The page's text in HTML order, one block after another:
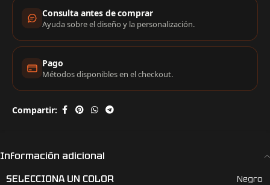
Consulta antes de comprar
Ayuda sobre el diseño y la personalización.
Pago
Métodos disponibles en el checkout.
Compartir:
Información adicional
SELECCIONA UN COLOR
Negro